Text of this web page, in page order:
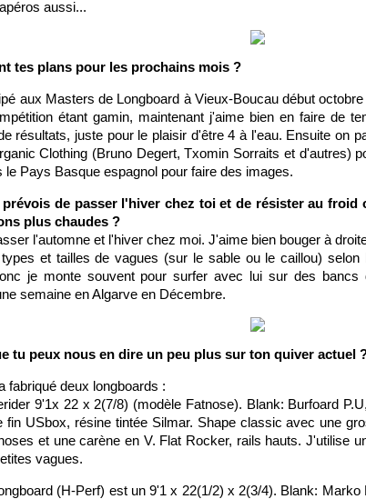
aussi...
tes plans pour les prochains mois ?
aux Masters de Longboard à Vieux-Boucau début
étant gamin, maintenant j'aime bien en faire de
résultats, juste pour le plaisir d'être 4 à l'eau. Ensuite on
Clothing (Bruno Degert, Txomin Sorraits et d'autres)
le Pays Basque espagnol pour faire des images.
prévois de passer l'hiver chez toi et de résister au froid
plus chaudes ?
l'automne et l'hiver chez moi. J'aime bien bouger à
et tailles de vagues (sur le sable ou le caillou)
je monte souvent pour surfer avec lui sur des bancs
semaine en Algarve en Décembre.
tu peux nous en dire un peu plus sur ton quiver actuel
fabriqué deux longboards :
9'1x 22 x 2(7/8) (modèle Fatnose). Blank: Burfoard
fin USbox, résine tintée Silmar. Shape classic avec une
et une carène en V. Flat Rocker, rails hauts. J'utilise
vagues.
(H-Perf) est un 9'1 x 22(1/2) x 2(3/4). Blank: